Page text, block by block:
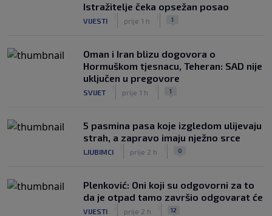
Istražitelje čeka opsežan posao
VIJESTI prije 1 h 1
Oman i Iran blizu dogovora o
Hormuškom tjesnacu, Teheran: SAD nije
uključen u pregovore
SVIJET prije 1 h 1
5 pasmina pasa koje izgledom ulijevaju
strah, a zapravo imaju nježno srce
LJUBIMCI prije 2 h 0
Plenković: Oni koji su odgovorni za to
da je otpad tamo završio odgovarat će
VIJESTI prije 2 h 12